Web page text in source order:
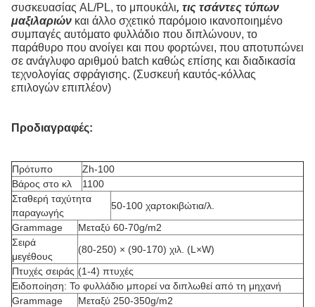
συσκευασίας AL/PL, το μπουκάλι, τις τσάντες τύπων
μαξιλαριών και άλλο σχετικό παρόμοιο ικανοποιημένο
συμπαγές αυτόματο φυλλάδιο που διπλώνουν, το
παράθυρο που ανοίγει και που φορτώνει, που αποτυπώνει
σε ανάγλυφο αριθμού batch καθώς επίσης και διαδικασία
τεχνολογίας σφράγισης. (Συσκευή καυτός-κόλλας
επιλογών επιπλέον)
Προδιαγραφές:
Πρότυπο
Zh-100
Βάρος στο κλ
1100
Σταθερή ταχύτητα
παραγωγής
50-100 χαρτοκιβώτια/λ.
Grammage
Μεταξύ 60-70g/m2
Σειρά
μεγέθους
(80-250) × (90-170) χιλ. (L×W)
Πτυχές σειράς (1-4) πτυχές
Ειδοποίηση: Το φυλλάδιο μπορεί να διπλωθεί από τη μηχανή
Grammage
Μεταξύ 250-350g/m2